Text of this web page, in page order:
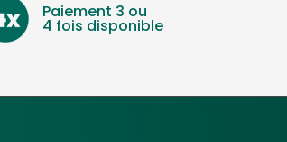
Paiement 3 ou
4 fois disponible